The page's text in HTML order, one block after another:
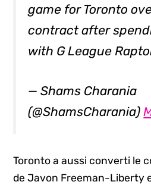
game for Toronto
contract after
with G League
— Shams Charania
(@ShamsCharania)
Toronto a aussi converti le
de Javon Freeman-Liberty